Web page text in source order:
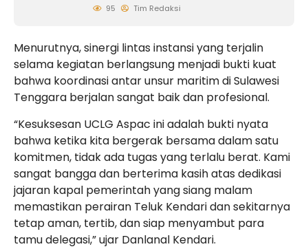
95 Tim Redaksi
Menurutnya, sinergi lintas instansi yang terjalin
selama kegiatan berlangsung menjadi bukti kuat
bahwa koordinasi antar unsur maritim di Sulawesi
Tenggara berjalan sangat baik dan profesional.
“Kesuksesan UCLG Aspac ini adalah bukti nyata
bahwa ketika kita bergerak bersama dalam satu
komitmen, tidak ada tugas yang terlalu berat. Kami
sangat bangga dan berterima kasih atas dedikasi
jajaran kapal pemerintah yang siang malam
memastikan perairan Teluk Kendari dan sekitarnya
tetap aman, tertib, dan siap menyambut para
tamu delegasi,” ujar Danlanal Kendari.